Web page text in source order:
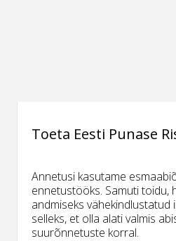
Toeta Eesti Punase
Annetusi kasutame
ennetustööks. Samuti toidu,
andmiseks vähekindlustatud
selleks, et olla alati valmis
suurõnnetuste korral.